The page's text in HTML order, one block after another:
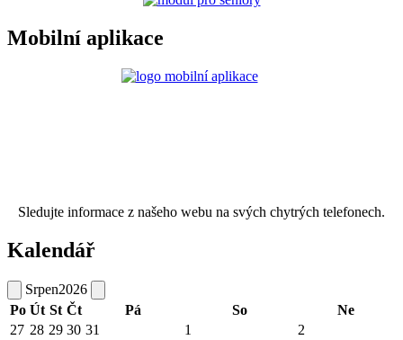
Mobilní aplikace
Sledujte informace z našeho webu na svých chytrých telefonech.
Kalendář
Srpen2026
Po Út St Čt Pá So
Ne
27 28 29 30 31 1 2